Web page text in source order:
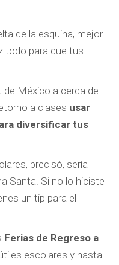
de la esquina, mejor
todo para que tus
de México a cerca de
a clases usar
diversificar tus
precisó, sería
Santa. Si no lo hiciste
un tip para el
Ferias de Regreso a
escolares y hasta